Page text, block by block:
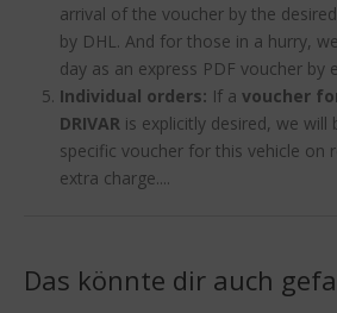
arrival of the voucher by the
by DHL. And for those in a hurry,
day as an express PDF voucher by
Individual orders: If a voucher
DRIVAR is explicitly desired, we will
specific voucher for this vehicle on
extra charge....
Das könnte dir auch